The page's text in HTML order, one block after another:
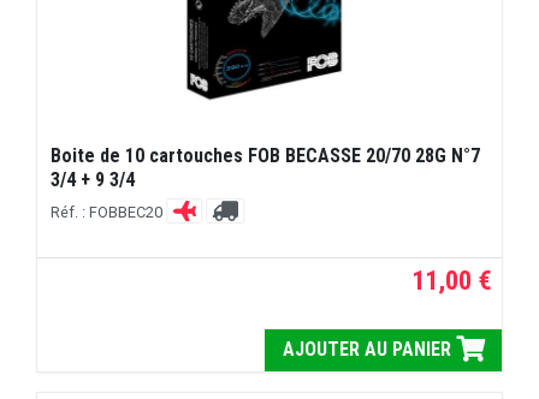
Boite de 10 cartouches FOB BECASSE 20/70 28G N°7
3/4 + 9 3/4
Réf. : FOBBEC20
11,00 €
AJOUTER AU PANIER